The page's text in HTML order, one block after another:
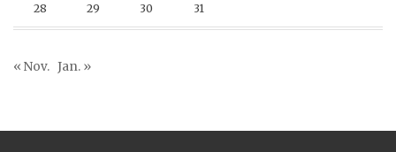
28 29 30 31
« Nov. Jan. »